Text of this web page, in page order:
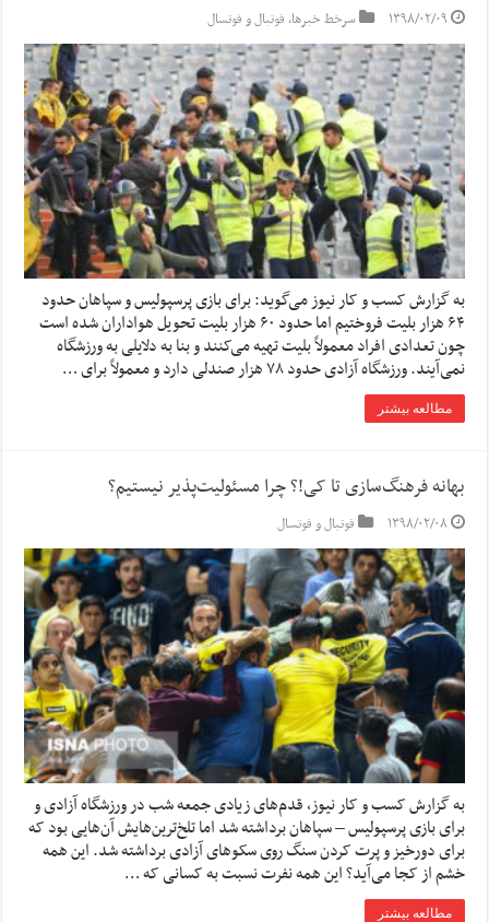
۱۳۹۸/۰۲/۰۹ سرخط خبرها, فوتبال و فوتسال
به گزارش کسب و کار نیوز می‌گوید: برای بازی پرسپولیس و سپاهان حدود
۶۴ هزار بلیت فروختیم اما حدود ۶۰ هزار بلیت تحویل هواداران شده است
چون تعدادی افراد معمولاً بلیت تهیه می‌کنند و بنا به دلایلی به ورزشگاه
نمی‌آیند. ورزشگاه آزادی حدود ۷۸ هزار صندلی دارد و معمولاً برای …
مطالعه بیشتر
بهانه فرهنگ‌سازی تا کی!؟ چرا مسئولیت‌پذیر نیستیم؟
۱۳۹۸/۰۲/۰۸ فوتبال و فوتسال
به گزارش کسب و کار نیوز، قدم‌های زیادی جمعه شب در ورزشگاه آزادی و
برای بازی پرسپولیس – سپاهان برداشته شد اما تلخ‌ترین‌هایش آن‌هایی بود که
برای دورخیز و پرت کردن سنگ روی سکوهای آزادی برداشته شد. این همه
خشم از کجا می‌آید؟ این همه نفرت نسبت به کسانی که …
مطالعه بیشتر